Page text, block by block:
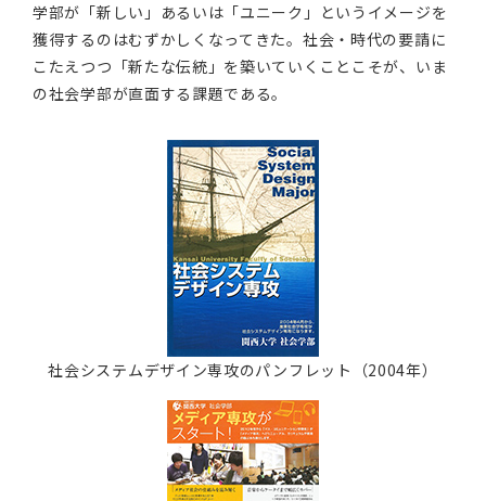
学部が「新しい」あるいは「ユニーク」というイメージを
獲得するのはむずかしくなってきた。社会・時代の要請に
こたえつつ「新たな伝統」を築いていくことこそが、いま
の社会学部が直面する課題である。
社会システムデザイン専攻のパンフレット（2004年）